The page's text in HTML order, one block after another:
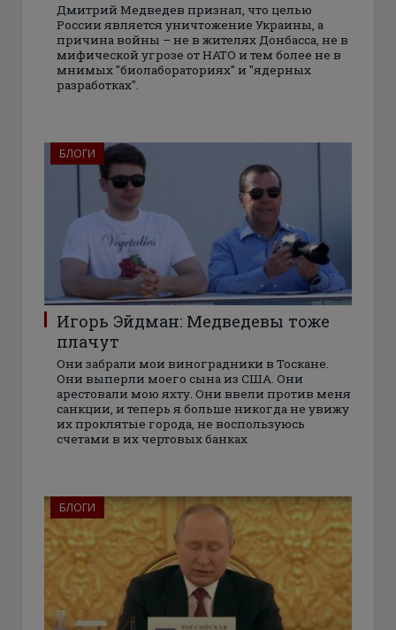
Дмитрий Медведев признал, что целью
России является уничтожение Украины, а
причина войны – не в жителях Донбасса, не в
мифической угрозе от НАТО и тем более не в
мнимых "биолабораториях" и "ядерных
разработках".
БЛОГИ
Игорь Эйдман: Медведевы тоже
плачут
Они забрали мои виноградники в Тоскане.
Они выперли моего сына из США. Они
арестовали мою яхту. Они ввели против меня
санкции, и теперь я больше никогда не увижу
их проклятые города, не воспользуюсь
счетами в их чертовых банках
БЛОГИ